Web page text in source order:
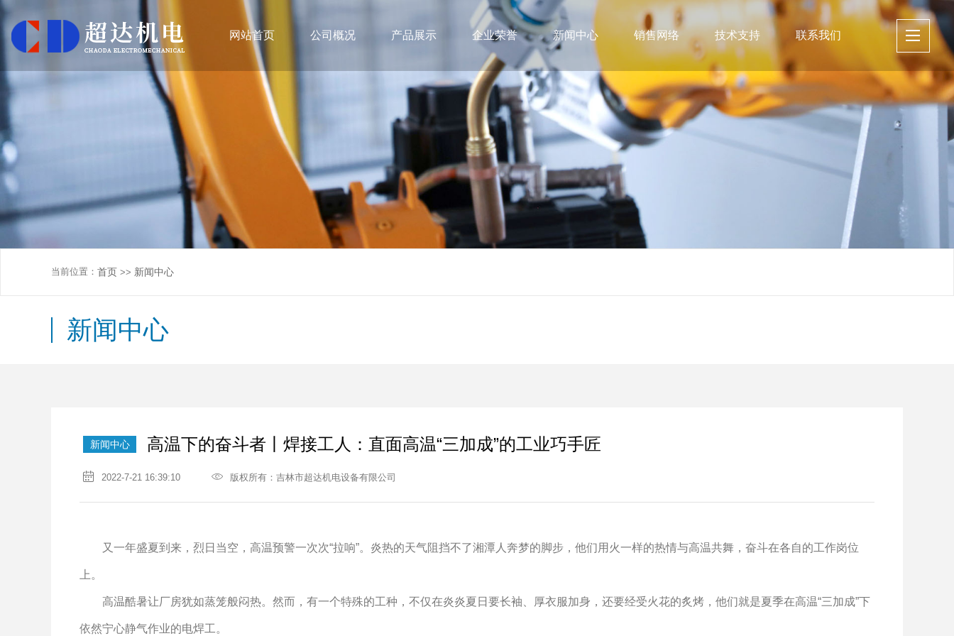
网站首页 公司概况 产品展示 企业荣誉 新闻中心 销售网络 技术支持 联系我们
当前位置： 首页 >> 新闻中心
新闻中心
新闻中心 高温下的奋斗者丨焊接工人：直面高温“三加成”的工业巧手匠
2022-7-21 16:39:10 版权所有：吉林市超达机电设备有限公司
又一年盛夏到来，烈日当空，高温预警一次次“拉响”。炎热的天气阻挡不了湘潭人奔梦的脚步，他们用火一样的热情与高温共舞，奋斗在各自的工作岗位
上。
高温酷暑让厂房犹如蒸笼般闷热。然而，有一个特殊的工种，不仅在炎炎夏日要长袖、厚衣服加身，还要经受火花的炙烤，他们就是夏季在高温“三加成”下
依然宁心静气作业的电焊工。